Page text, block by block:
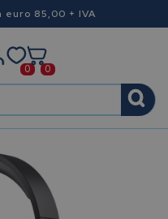
85,00 + IVA
0 0